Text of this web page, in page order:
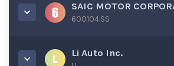
SAIC MOTOR
600104.SS
Li Auto Inc.